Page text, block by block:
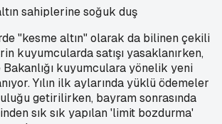
sahiplerine soğuk duş
"kesme altın" olarak da bilinen çekili
kuyumcularda satışı yasaklanırken,
kuyumculara yönelik yeni
Yılın ilk aylarında yüklü ödemeler
getirilirken, bayram sonrasında
sık sık yapılan 'limit bozdurma'